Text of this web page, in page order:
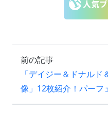
前の記事
「デイジー＆ドナル
像」12枚紹介！パーフ